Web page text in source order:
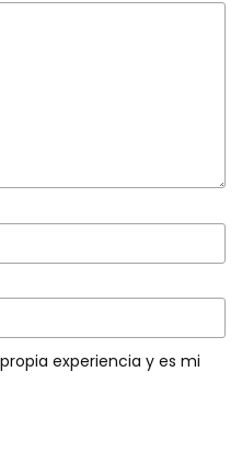
experiencia y es mi